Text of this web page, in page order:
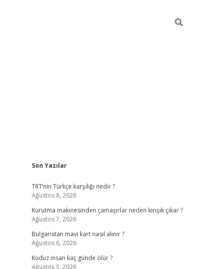
Sidebar
Son Yazılar
TRT’nin Türkçe karşılığı nedir ?
Ağustos 8, 2026
Kurutma makinesinden çamaşırlar neden kırışık çıkar ?
Ağustos 7, 2026
Bulgaristan mavi kart nasıl alınır ?
Ağustos 6, 2026
Kuduz insan kaç günde ölür ?
Ağustos 5, 2026
betcivdcasino mobil giriş